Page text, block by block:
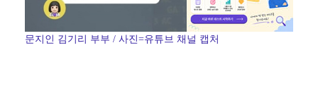
문지인 김기리 부부 / 사진=유튜브 채널 캡처